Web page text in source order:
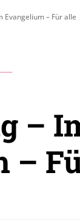
Evangelium – Für alle
–
–